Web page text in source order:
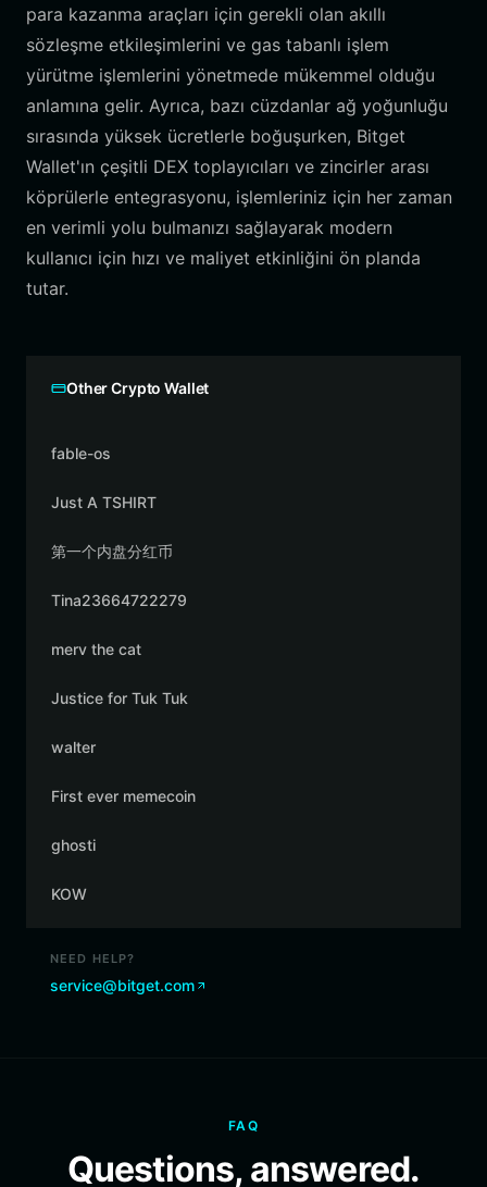
para kazanma araçları için gerekli olan akıllı
sözleşme etkileşimlerini ve gas tabanlı işlem
yürütme işlemlerini yönetmede mükemmel olduğu
anlamına gelir. Ayrıca, bazı cüzdanlar ağ yoğunluğu
sırasında yüksek ücretlerle boğuşurken, Bitget
Wallet'ın çeşitli DEX toplayıcıları ve zincirler arası
köprülerle entegrasyonu, işlemleriniz için her zaman
en verimli yolu bulmanızı sağlayarak modern
kullanıcı için hızı ve maliyet etkinliğini ön planda
tutar.
Other Crypto Wallet
fable-os
Just A TSHIRT
第一个内盘分红币
Tina23664722279
merv the cat
Justice for Tuk Tuk
walter
First ever memecoin
ghosti
KOW
NEED HELP?
service@bitget.com
FAQ
Questions, answered.